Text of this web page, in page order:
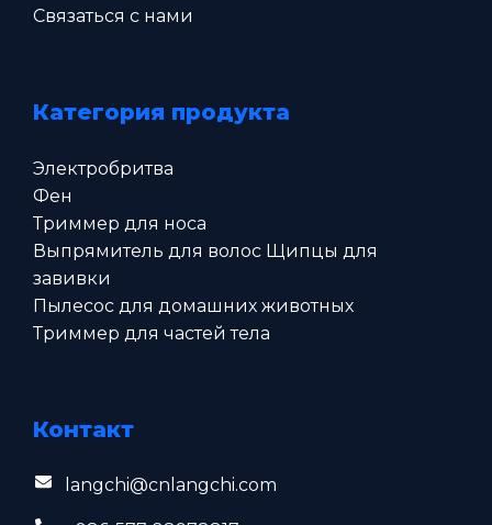
Связаться с нами
Категория продукта
Электробритва
Фен
Триммер для носа
Выпрямитель для волос Щипцы для
завивки
Пылесос для домашних животных
Триммер для частей тела
Контакт
langchi@cnlangchi.com